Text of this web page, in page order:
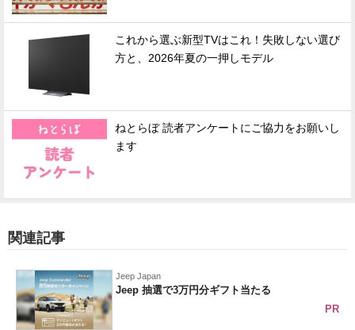
これから選ぶ新型TVはこれ！失敗しない選び
方と、2026年夏の一押しモデル
ねとらぼ 読者アンケートにご協力をお願いし
ます
関連記事
Jeep Japan
Jeep 抽選で3万円分ギフト当たる
PR